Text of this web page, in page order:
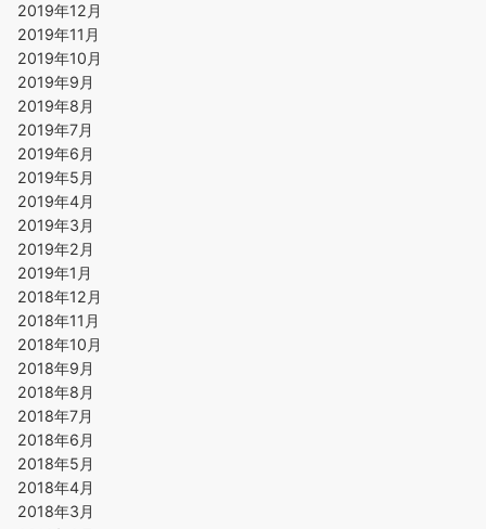
2019年12月
2019年11月
2019年10月
2019年9月
2019年8月
2019年7月
2019年6月
2019年5月
2019年4月
2019年3月
2019年2月
2019年1月
2018年12月
2018年11月
2018年10月
2018年9月
2018年8月
2018年7月
2018年6月
2018年5月
2018年4月
2018年3月